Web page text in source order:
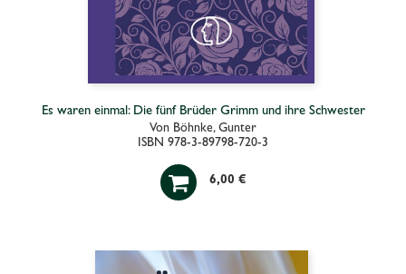
Es waren einmal: Die fünf Brüder Grimm und ihre Schwester
Von Böhnke, Gunter
ISBN 978-3-89798-720-3
 6,00 €